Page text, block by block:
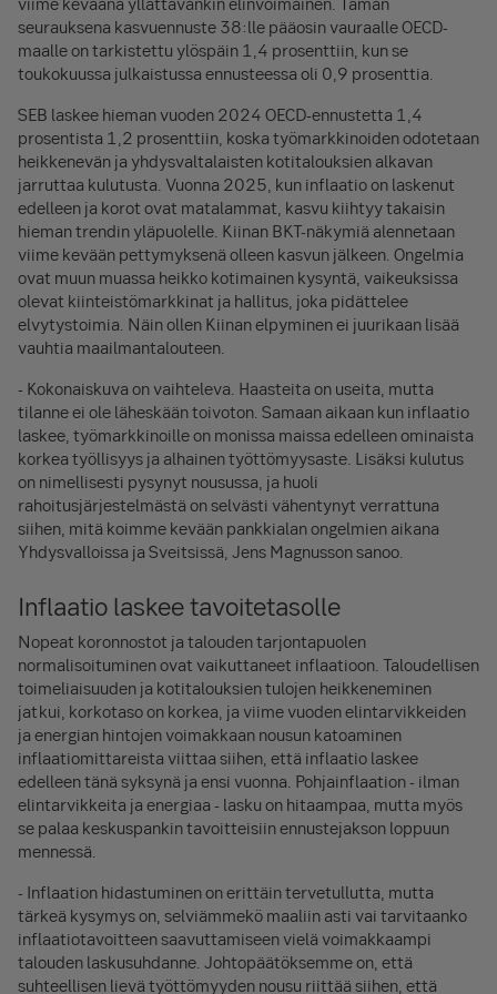
seurauksena kasvuennuste 38:lle pääosin vauraalle OECD-
maalle on tarkistettu ylöspäin 1,4 prosenttiin, kun se
toukokuussa julkaistussa ennusteessa oli 0,9 prosenttia.
SEB laskee hieman vuoden 2024 OECD-ennustetta 1,4
prosentista 1,2 prosenttiin, koska työmarkkinoiden odotetaan
heikkenevän ja yhdysvaltalaisten kotitalouksien alkavan
jarruttaa kulutusta. Vuonna 2025, kun inflaatio on laskenut
edelleen ja korot ovat matalammat, kasvu kiihtyy takaisin
hieman trendin yläpuolelle. Kiinan BKT-näkymiä alennetaan
viime kevään pettymyksenä olleen kasvun jälkeen. Ongelmia
ovat muun muassa heikko kotimainen kysyntä, vaikeuksissa
olevat kiinteistömarkkinat ja hallitus, joka pidättelee
elvytystoimia. Näin ollen Kiinan elpyminen ei juurikaan lisää
vauhtia maailmantalouteen.
- Kokonaiskuva on vaihteleva. Haasteita on useita, mutta
tilanne ei ole läheskään toivoton. Samaan aikaan kun inflaatio
laskee, työmarkkinoille on monissa maissa edelleen ominaista
korkea työllisyys ja alhainen työttömyysaste. Lisäksi kulutus
on nimellisesti pysynyt nousussa, ja huoli
rahoitusjärjestelmästä on selvästi vähentynyt verrattuna
siihen, mitä koimme kevään pankkialan ongelmien aikana
Yhdysvalloissa ja Sveitsissä, Jens Magnusson sanoo.
Inflaatio laskee tavoitetasolle
Nopeat koronnostot ja talouden tarjontapuolen
normalisoituminen ovat vaikuttaneet inflaatioon. Taloudellisen
toimeliaisuuden ja kotitalouksien tulojen heikkeneminen
jatkui, korkotaso on korkea, ja viime vuoden elintarvikkeiden
ja energian hintojen voimakkaan nousun katoaminen
inflaatiomittareista viittaa siihen, että inflaatio laskee
edelleen tänä syksynä ja ensi vuonna. Pohjainflaation - ilman
elintarvikkeita ja energiaa - lasku on hitaampaa, mutta myös
se palaa keskuspankin tavoitteisiin ennustejakson loppuun
mennessä.
- Inflaation hidastuminen on erittäin tervetullutta, mutta
tärkeä kysymys on, selviämmekö maaliin asti vai tarvitaanko
inflaatiotavoitteen saavuttamiseen vielä voimakkaampi
talouden laskusuhdanne. Johtopäätöksemme on, että
suhteellisen lievä työttömyyden nousu riittää siihen, että